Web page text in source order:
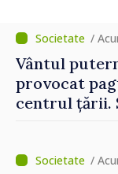
/
Vântul
provocat
centrul țării.
/